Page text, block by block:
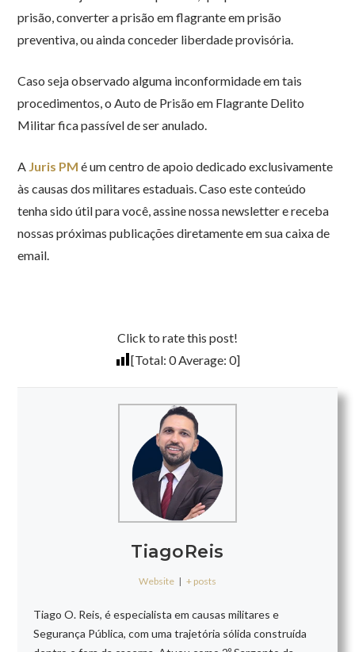
prisão, converter a prisão em flagrante em prisão
preventiva, ou ainda conceder liberdade provisória.
Caso seja observado alguma inconformidade em tais
procedimentos, o Auto de Prisão em Flagrante Delito
Militar fica passível de ser anulado.
A Juris PM é um centro de apoio dedicado exclusivamente
às causas dos militares estaduais. Caso este conteúdo
tenha sido útil para você, assine nossa newsletter e receba
nossas próximas publicações diretamente em sua caixa de
email.
Click to rate this post!
[Total: 0Average: 0]
TiagoReis
Website | + posts
Tiago O. Reis, é especialista em causas militares e
Segurança Pública, com uma trajetória sólida construída